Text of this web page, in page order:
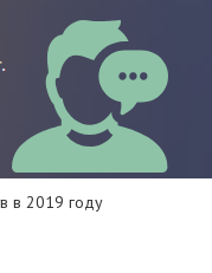
в 2019 году